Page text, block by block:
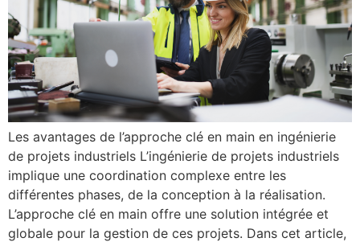
Les avantages de l’approche clé en main en ingénierie
de projets industriels L’ingénierie de projets industriels
implique une coordination complexe entre les
différentes phases, de la conception à la réalisation.
L’approche clé en main offre une solution intégrée et
globale pour la gestion de ces projets. Dans cet article,